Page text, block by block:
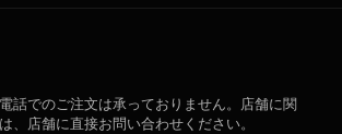
話でのご注文は承っておりません。店舗に関
、店舗に直接お問い合わせください。